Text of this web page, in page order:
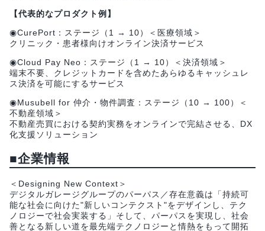
【代表的なプロダクト例】
◉CurePort：ステージ（1 → 10）＜医療領域＞
クリニック・患者様向けオンライン決済サービス
◉Cloud Pay Neo：ステージ（1 → 10）＜決済領域＞
端末不要、クレジットカードを含めたあらゆるキャッシュレ
ス決済を可能にするサービス
◉Musubell for 仲介・物件調査：ステージ（10 → 100）＜
不動産領域＞
不動産売買における契約実務をオンラインで完結させる、DX
化支援ソリューション
■企業情報
＜Designing New Context＞
デジタルガレージグループのパーパス／存在意義は「持続可
能な社会に向けた"新しいコンテクスト"をデザインし、テク
ノロジーで社会実装する」そして、パーパスを実現し、社会
善となる新しい道を最先端テクノロジーと情熱をもって開拓